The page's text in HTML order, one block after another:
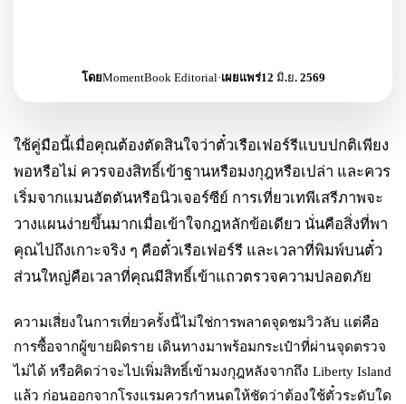
โดยMomentBook Editorial·เผยแพร่12 มิ.ย. 2569
ใช้คู่มือนี้เมื่อคุณต้องตัดสินใจว่าตั๋วเรือเฟอร์รีแบบปกติเพียง
พอหรือไม่ ควรจองสิทธิ์เข้าฐานหรือมงกุฎหรือเปล่า และควร
เริ่มจากแมนฮัตตันหรือนิวเจอร์ซีย์ การเที่ยวเทพีเสรีภาพจะ
วางแผนง่ายขึ้นมากเมื่อเข้าใจกฎหลักข้อเดียว นั่นคือสิ่งที่พา
คุณไปถึงเกาะจริง ๆ คือตั๋วเรือเฟอร์รี และเวลาที่พิมพ์บนตั๋ว
ส่วนใหญ่คือเวลาที่คุณมีสิทธิ์เข้าแถวตรวจความปลอดภัย
ความเสี่ยงในการเที่ยวครั้งนี้ไม่ใช่การพลาดจุดชมวิวลับ แต่คือ
การซื้อจากผู้ขายผิดราย เดินทางมาพร้อมกระเป๋าที่ผ่านจุดตรวจ
ไม่ได้ หรือคิดว่าจะไปเพิ่มสิทธิ์เข้ามงกุฎหลังจากถึง Liberty Island
แล้ว ก่อนออกจากโรงแรมควรกำหนดให้ชัดว่าต้องใช้ตั๋วระดับใด